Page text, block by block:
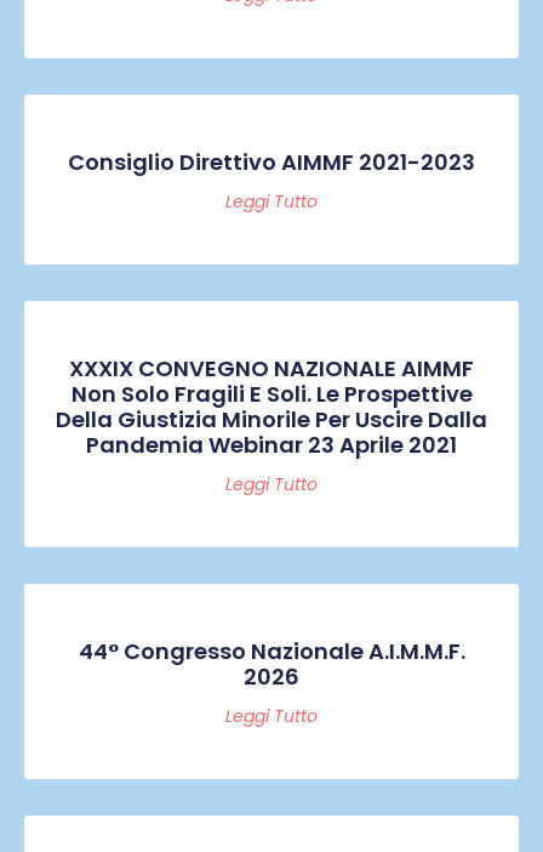
Consiglio Direttivo AIMMF 2021-2023
Leggi Tutto
XXXIX CONVEGNO NAZIONALE AIMMF
Non Solo Fragili E Soli. Le Prospettive
Della Giustizia Minorile Per Uscire Dalla
Pandemia Webinar 23 Aprile 2021
Leggi Tutto
44° Congresso Nazionale A.I.M.M.F.
2026
Leggi Tutto